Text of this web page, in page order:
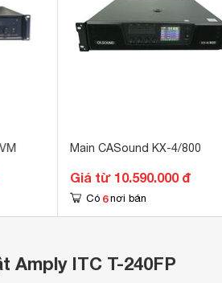
Main CASound KX-4/800
Giá từ 10.590.000 đ
Có 6 nơi bán
Amply ITC T-240FP